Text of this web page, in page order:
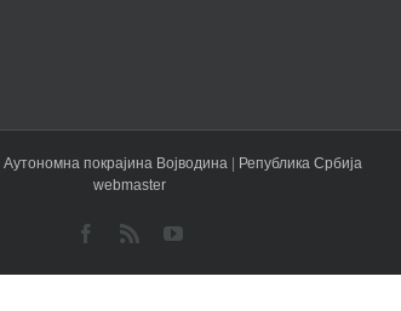
Аутономна покрајина Војводина | Република Србија
webmaster
Facebook
Rss YouTube